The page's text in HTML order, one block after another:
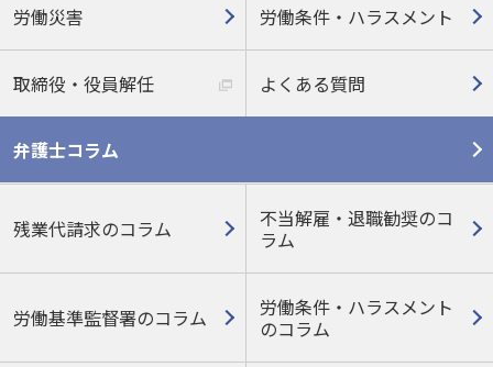
労働災害 労働条件・ハラスメント
取締役・役員解任 よくある質問
弁護士コラム
残業代請求のコラム
不当解雇・退職勧奨のコ
ラム
労働基準監督署のコラム
労働条件・ハラスメント
のコラム